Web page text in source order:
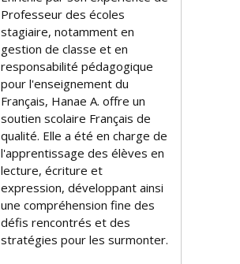
Professeur des écoles
stagiaire, notamment en
gestion de classe et en
responsabilité pédagogique
pour l'enseignement du
Français, Hanae A. offre un
soutien scolaire Français de
qualité. Elle a été en charge de
l'apprentissage des élèves en
lecture, écriture et
expression, développant ainsi
une compréhension fine des
défis rencontrés et des
stratégies pour les surmonter.